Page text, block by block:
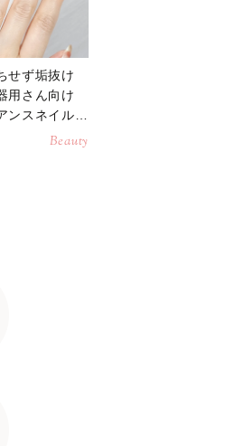
せず垢抜け
用さん向け
ンスネイル」
Beauty